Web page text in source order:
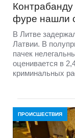
Контрабанду
фуре нашли
В Литве
Латвии. В
пачек
оценивается в
криминальных
ПРОИСШЕСТВИЯ